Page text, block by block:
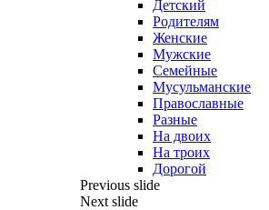
Детский
Родителям
Женские
Мужские
Семейные
Мусульманские
Православные
Разные
На двоих
На троих
Дорогой
Previous slide
Next slide